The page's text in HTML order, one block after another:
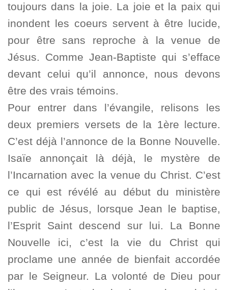
toujours dans la joie. La joie et la paix qui
inondent les coeurs servent à être lucide,
pour être sans reproche à la venue de
Jésus. Comme Jean-Baptiste qui s’efface
devant celui qu’il annonce, nous devons
être des vrais témoins.
Pour entrer dans l’évangile, relisons les
deux premiers versets de la 1ère lecture.
C’est déjà l’annonce de la Bonne Nouvelle.
Isaïe annonçait là déjà, le mystère de
l’Incarnation avec la venue du Christ. C’est
ce qui est révélé au début du ministère
public de Jésus, lorsque Jean le baptise,
l’Esprit Saint descend sur lui. La Bonne
Nouvelle ici, c’est la vie du Christ qui
proclame une année de bienfait accordée
par le Seigneur. La volonté de Dieu pour